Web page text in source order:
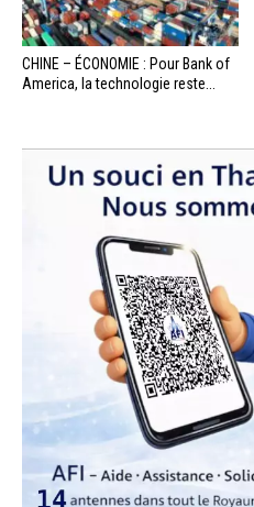
CHINE – ÉCONOMIE : Pour Bank of
America, la technologie reste...